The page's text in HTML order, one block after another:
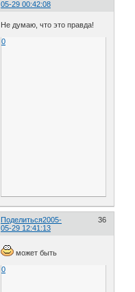
05-29 00:42:08
Не думаю, что это правда!
0
Поделиться 36
2005-
05-29 12:41:13
может быть
0